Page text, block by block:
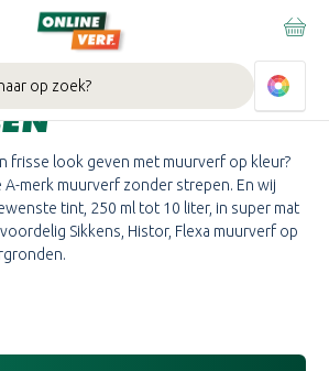
Muurverf Muurverf op kleur
OP KLEUR
frisse look geven met muurverf op kleur?
A-merk muurverf zonder strepen. En wij
tint, 250 ml tot 10 liter, in super mat
Sikkens, Histor, Flexa muurverf op